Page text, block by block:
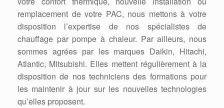
remplacement de votre PAC, nous mettons à votre
disposition l’expertise de nos spécialistes de
chauffage par pompe à chaleur. Par ailleurs, nous
sommes agrées par les marques Daikin, Hitachi,
Atlantic, Mitsubishi. Elles mettent régulièrement à la
disposition de nos techniciens des formations pour
les maintenir à jour sur les nouvelles technologies
qu’elles proposent.